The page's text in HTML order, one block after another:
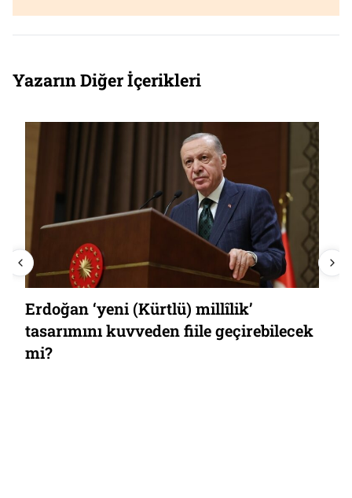
Yazarın Diğer İçerikleri
Erdoğan, temel saflaşmanın eksenini
10 yıl sonra bir kez daha değiştirmeye
çalışıyor: ‘Millîlik’ yerine ‘Kürtlü